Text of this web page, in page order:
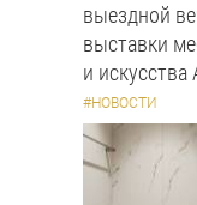
выездной
выставки
и искусства
#НОВОСТИ